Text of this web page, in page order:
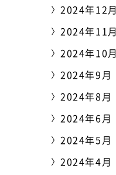
2024年12月
2024年11月
2024年10月
2024年9月
2024年8月
2024年6月
2024年5月
2024年4月